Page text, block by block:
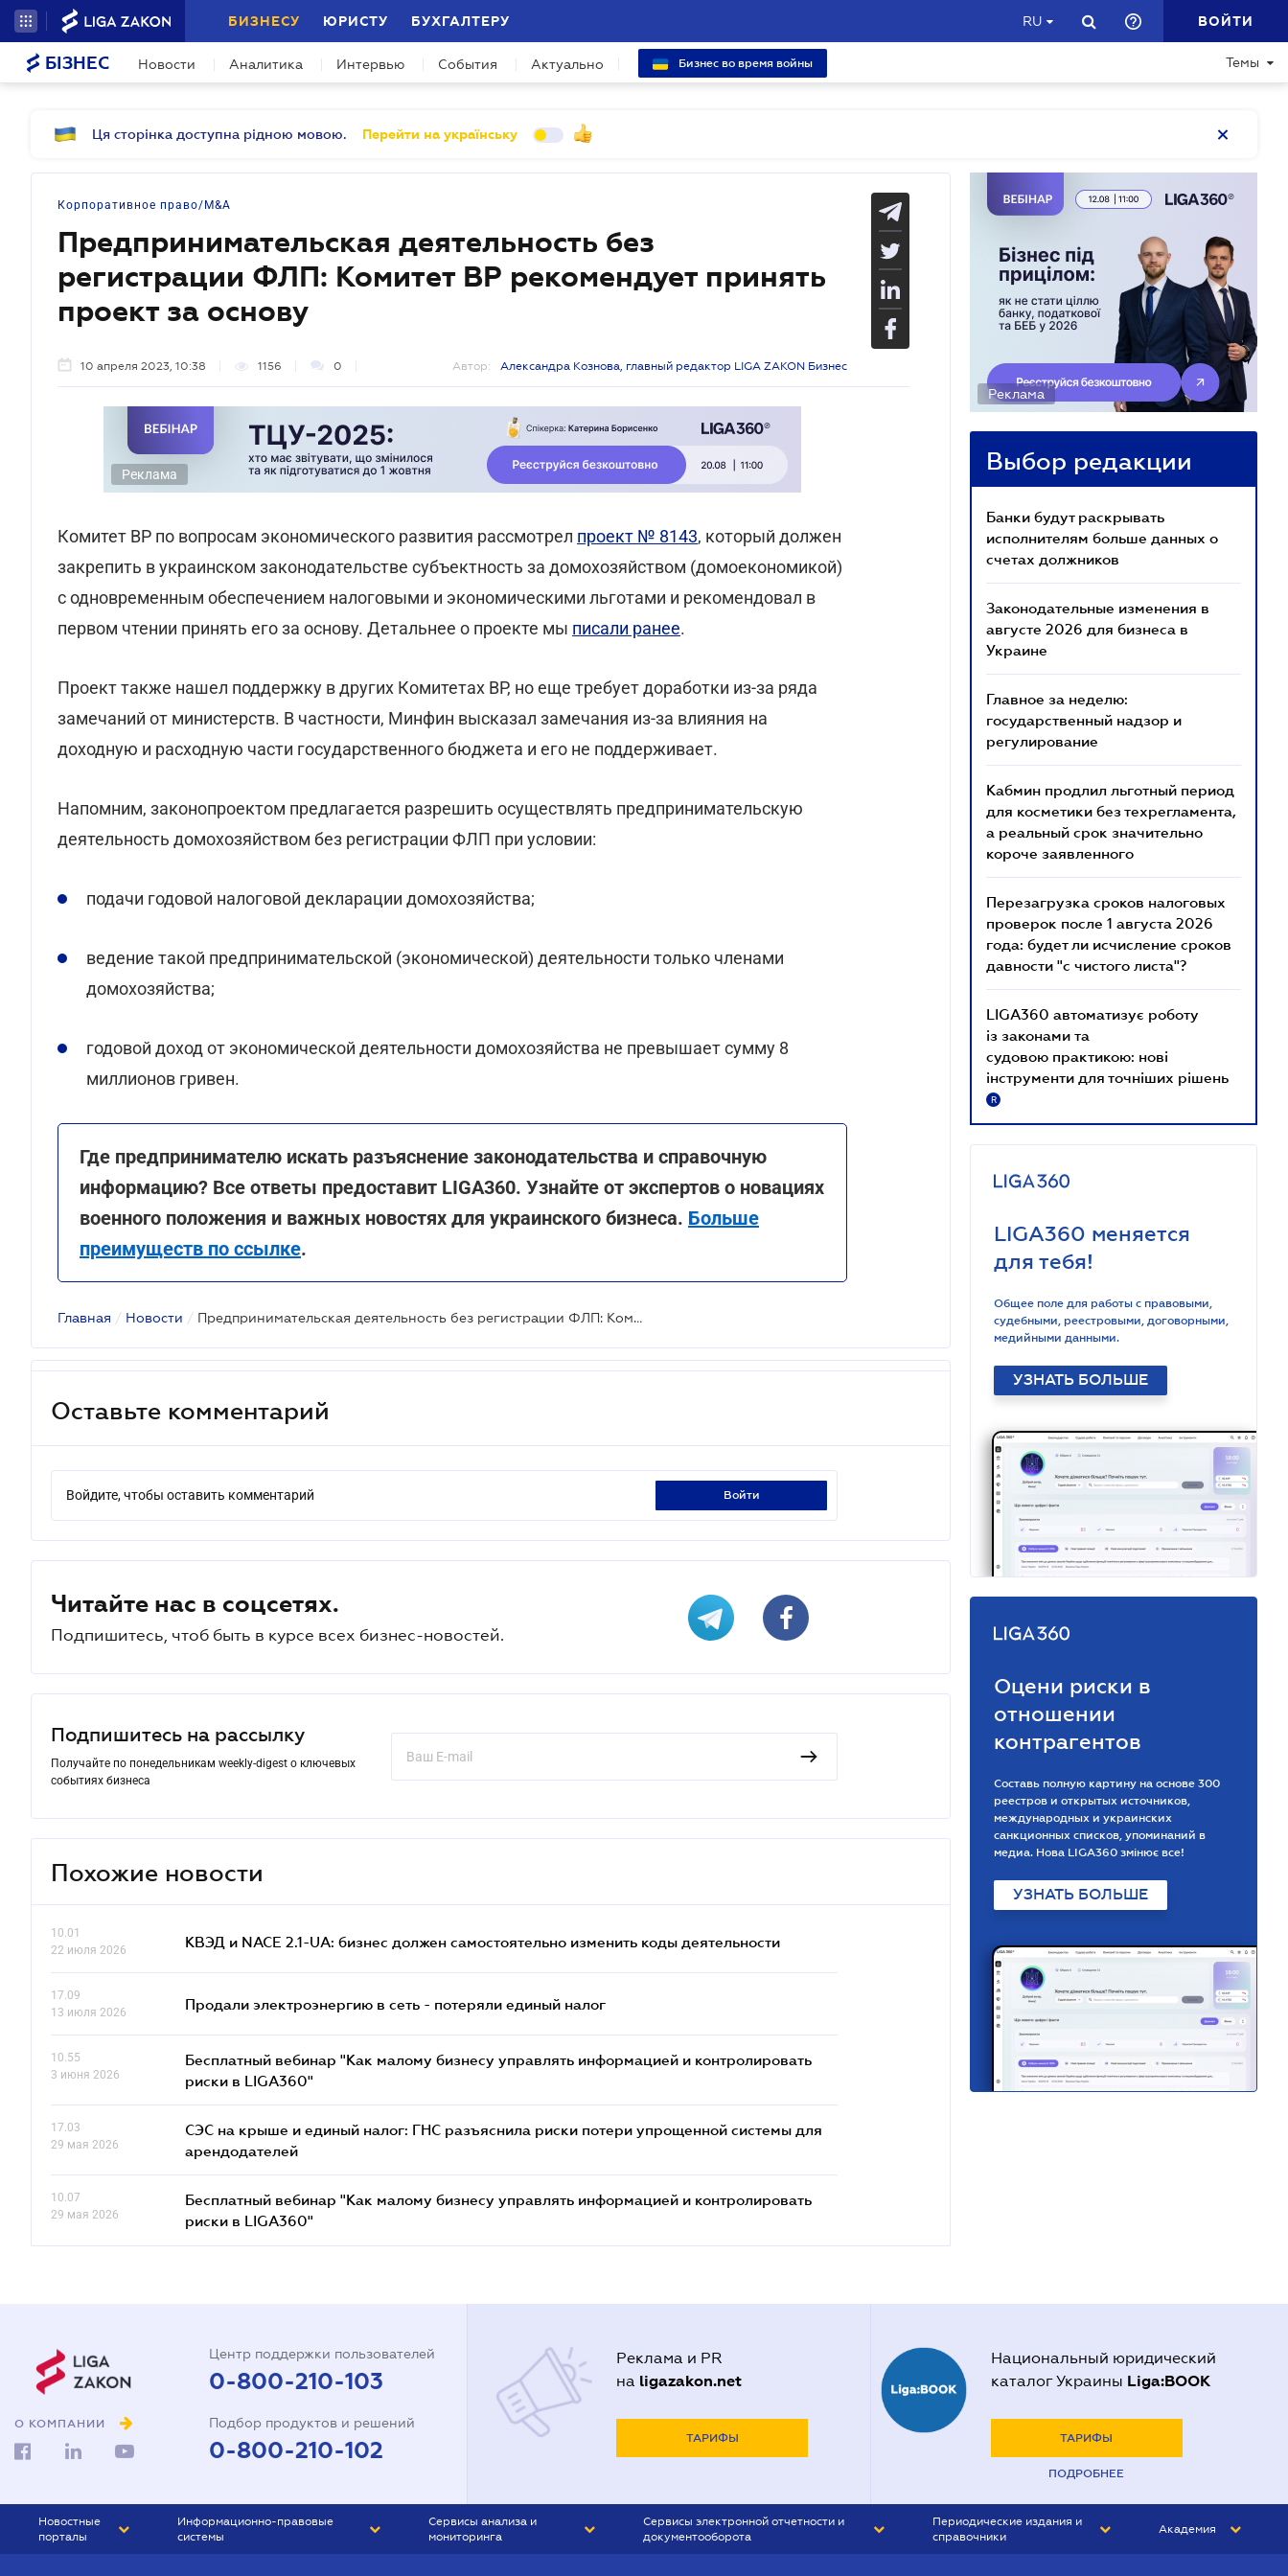
БИЗНЕСУ ЮРИСТУ БУХГАЛТЕРУ RU ВОЙТИ
БІЗНЕС Новости Аналитика Интервью События Актуально Бизнес во время войны Темы
Ця сторінка доступна рідною мовою. Перейти на українську
Корпоративное право/M&A
Предпринимательская деятельность без
регистрации ФЛП: Комитет ВР рекомендует принять
проект за основу
10 апреля 2023, 10:38 1156 0 Автор: Александра Кознова, главный редактор LIGA ZAKON Бизнес
Реклама
Комитет ВР по вопросам экономического развития рассмотрел проект № 8143, который должен
закрепить в украинском законодательстве субъектность за домохозяйством (домоекономикой)
с одновременным обеспечением налоговыми и экономическими льготами и рекомендовал в
первом чтении принять его за основу. Детальнее о проекте мы писали ранее.
Проект также нашел поддержку в других Комитетах ВР, но еще требует доработки из-за ряда
замечаний от министерств. В частности, Минфин высказал замечания из-за влияния на
доходную и расходную части государственного бюджета и его не поддерживает.
Напомним, законопроектом предлагается разрешить осуществлять предпринимательскую
деятельность домохозяйством без регистрации ФЛП при условии:
подачи годовой налоговой декларации домохозяйства;
ведение такой предпринимательской (экономической) деятельности только членами
домохозяйства;
годовой доход от экономической деятельности домохозяйства не превышает сумму 8
миллионов гривен.
Где предпринимателю искать разъяснение законодательства и справочную
информацию? Все ответы предоставит LIGA360. Узнайте от экспертов о новациях
военного положения и важных новостях для украинского бизнеса. Больше
преимуществ по ссылке.
Главная / Новости / Предпринимательская деятельность без регистрации ФЛП: Комитет ВР рекомендует принять проект за основу
Оставьте комментарий
Войдите, чтобы оставить комментарий войти
Читайте нас в соцсетях.
Подпишитесь, чтоб быть в курсе всех бизнес-новостей.
Подпишитесь на рассылку
Получайте по понедельникам weekly-digest о ключевых
событиях бизнеса
Похожие новости
10.01
22 июля 2026
КВЭД и NACE 2.1-UA: бизнес должен самостоятельно изменить коды деятельности
17.09
13 июля 2026
Продали электроэнергию в сеть - потеряли единый налог
10.55
3 июня 2026
Бесплатный вебинар "Как малому бизнесу управлять информацией и контролировать
риски в LIGA360"
17.03
29 мая 2026
СЭС на крыше и единый налог: ГНС разъяснила риски потери упрощенной системы для
арендодателей
10.07
29 мая 2026
Бесплатный вебинар "Как малому бизнесу управлять информацией и контролировать
риски в LIGA360"
Реклама
Выбор редакции
Банки будут раскрывать
исполнителям больше данных о
счетах должников
Законодательные изменения в
августе 2026 для бизнеса в
Украине
Главное за неделю:
государственный надзор и
регулирование
Кабмин продлил льготный период
для косметики без техрегламента,
а реальный срок значительно
короче заявленного
Перезагрузка сроков налоговых
проверок после 1 августа 2026
года: будет ли исчисление сроков
давности "с чистого листа"?
LIGA360 автоматизує роботу
із законами та
судовою практикою: нові
інструменти для точніших рішень
R
LIGA360 меняется
для тебя!
Общее поле для работы с правовыми,
судебными, реестровыми, договорными,
медийными данными.
УЗНАТЬ БОЛЬШЕ
Оцени риски в
отношении
контрагентов
Составь полную картину на основе 300
реестров и открытых источников,
международных и украинских
санкционных списков, упоминаний в
медиа. Нова LIGA360 змінює все!
УЗНАТЬ БОЛЬШЕ
О КОМПАНИИ
Центр поддержки пользователей
0-800-210-103
Подбор продуктов и решений
0-800-210-102
Реклама и PR
на ligazakon.net
ТАРИФЫ
Национальный юридический
каталог Украины Liga:BOOK
ТАРИФЫ
ПОДРОБНЕЕ
Новостные
порталы
Информационно-правовые
системы
Сервисы анализа и
мониторинга
Сервисы электронной отчетности и
документооборота
Периодические издания и
справочники
Академия